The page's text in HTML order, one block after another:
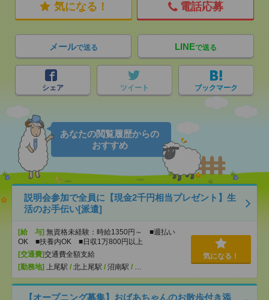
気になる！ 電話応募
メールで送る LINEで送る
シェア ツイート ブックマーク
あなたの閲覧履歴からの
おすすめ
説明会参加で全員に【現金2千円相当プレゼント】生
活のお手伝い[派遣]
[給 与] 無資格未経験：時給1350円～ ■週払い
OK ■扶養内OK ■日収1万800円以上
[交通費]交通費全額支給
[勤務地] 上尾駅 / 北上尾駅 / 沼南駅 / …
気になる！
【オープニング募集】おばあちゃんのお散歩付き添